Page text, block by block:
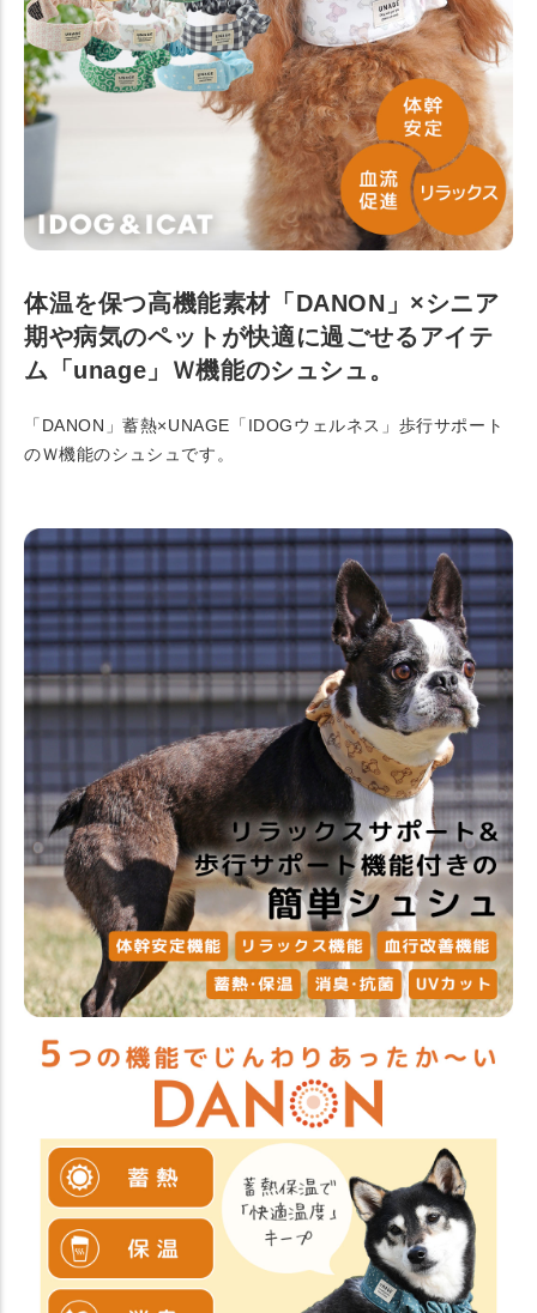
体温を保つ高機能素材「DANON」×シニア
期や病気のペットが快適に過ごせるアイテ
ム「unage」Ｗ機能のシュシュ。
「DANON」蓄熱×UNAGE「IDOGウェルネス」歩行サポート
のＷ機能のシュシュです。